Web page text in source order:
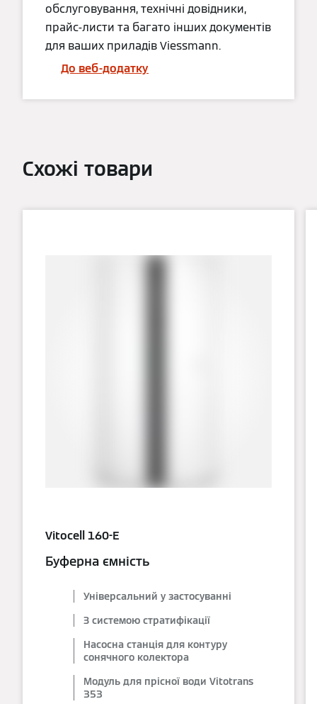
обслуговування, технічні довідники,
прайс-листи та багато інших документів
для ваших приладів Viessmann.
До веб-додатку
Схожі товари
Vitocell 160-E
Буферна ємність
Універсальний у застосуванні
З системою стратифікації
Насосна станція для контуру
сонячного колектора
Модуль для прісної води Vitotrans
353